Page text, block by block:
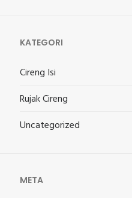
KATEGORI
Cireng Isi
Rujak Cireng
Uncategorized
META